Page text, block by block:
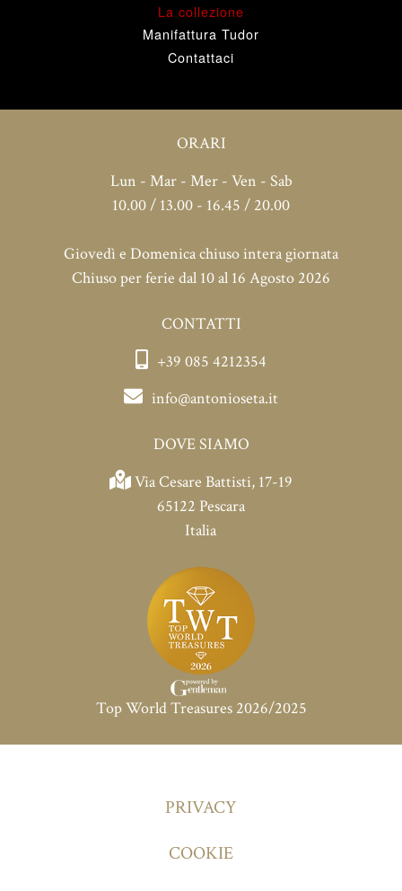
La collezione
Manifattura Tudor
Contattaci
ORARI
Lun - Mar - Mer - Ven - Sab
10.00 / 13.00 - 16.45 / 20.00
Giovedì e Domenica chiuso intera giornata
Chiuso per ferie dal 10 al 16 Agosto 2026
CONTATTI
+39 085 4212354
info@antonioseta.it
DOVE SIAMO
Via Cesare Battisti, 17-19
65122 Pescara
Italia
Top World Treasures 2026/2025
PRIVACY
COOKIE